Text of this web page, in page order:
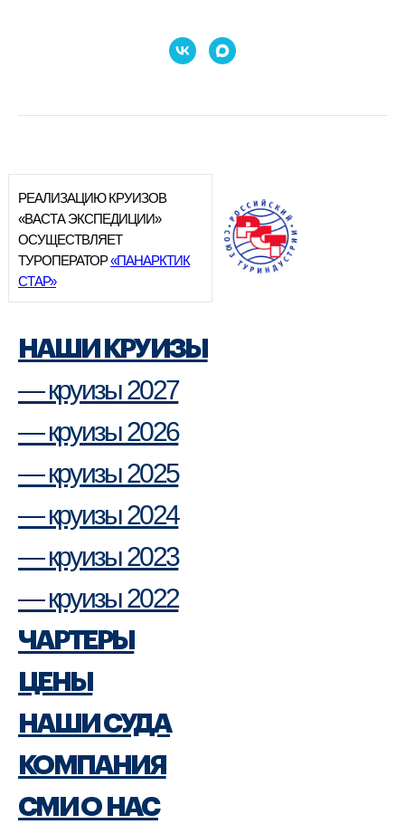
РЕАЛИЗАЦИЮ КРУИЗОВ
«ВАСТА ЭКСПЕДИЦИИ»
ОСУЩЕСТВЛЯЕТ
ТУРОПЕРАТОР«ПАНАРКТИК
СТАР»
НАШИ КРУИЗЫ
— круизы 2027
— круизы 2026
— круизы 2025
— круизы 2024
— круизы 2023
— круизы 2022
ЧАРТЕРЫ
ЦЕНЫ
НАШИ СУДА
КОМПАНИЯ
СМИ О НАС